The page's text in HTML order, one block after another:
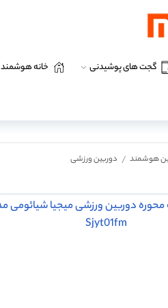
گجت های پوشیدنی خانه هوشمند
هوشمند / دوربین ورزشی